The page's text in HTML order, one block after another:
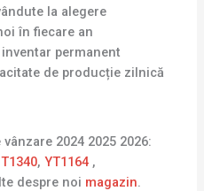
la alegere
în fiecare an
permanent
de producție zilnică
2024 2025 2026:
T1340,YT1164 ,
despre noi magazin.